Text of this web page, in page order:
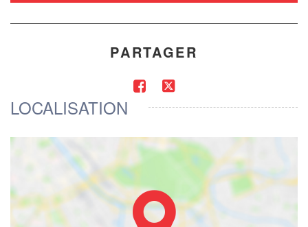
PARTAGER
LOCALISATION